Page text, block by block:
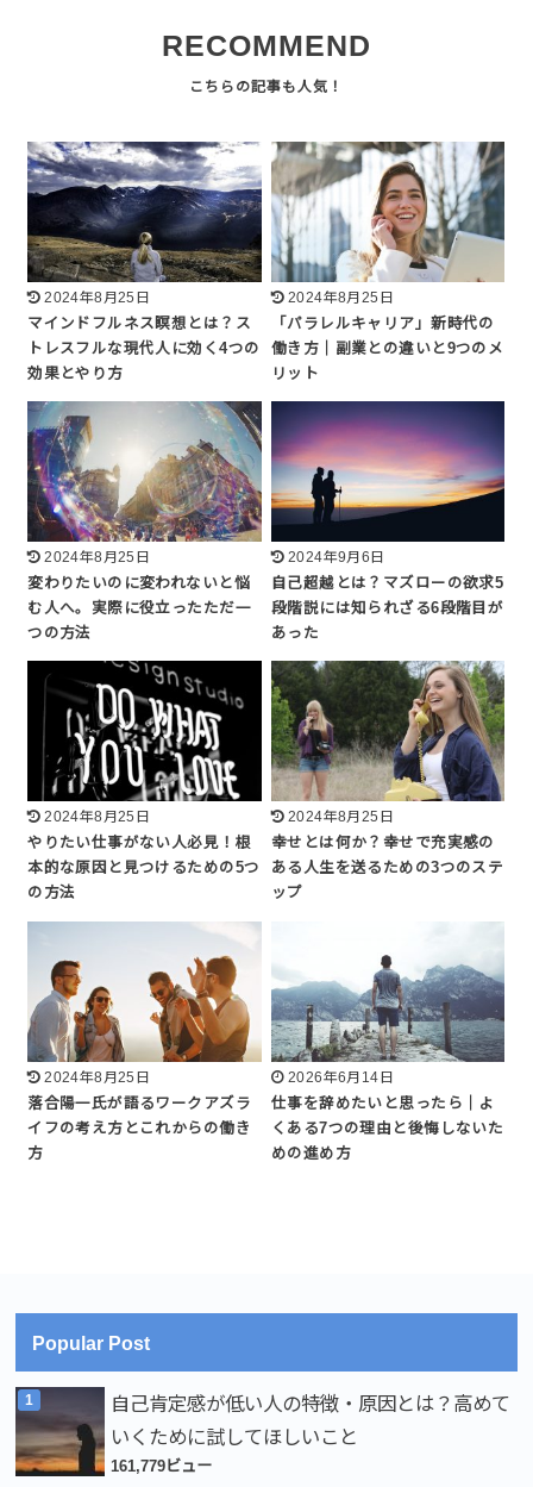
RECOMMEND
2024年8月25日
マインドフルネス瞑想とは？ス
トレスフルな現代人に効く4つの
効果とやり方
2024年8月25日
「パラレルキャリア」新時代の
働き方｜副業との違いと9つのメ
リット
2024年8月25日
変わりたいのに変われないと悩
む人へ。実際に役立ったただ一
つの方法
2024年9月6日
自己超越とは？マズローの欲求5
段階説には知られざる6段階目が
あった
2024年8月25日
やりたい仕事がない人必見！根
本的な原因と見つけるための5つ
の方法
2024年8月25日
幸せとは何か？幸せで充実感の
ある人生を送るための3つのステ
ップ
2024年8月25日
落合陽一氏が語るワークアズラ
イフの考え方とこれからの働き
方
2026年6月14日
仕事を辞めたいと思ったら｜よ
くある7つの理由と後悔しないた
めの進め方
Popular Post
自己肯定感が低い人の特徴・原因とは？高めて
いくために試してほしいこと
161,779ビュー